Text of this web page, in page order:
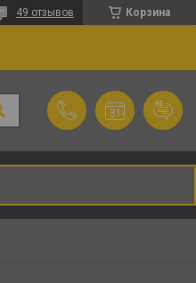
Корзина
49 отзывов